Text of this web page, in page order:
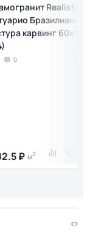
Realistik
Бразилиано
карвинг
0
₽ м2